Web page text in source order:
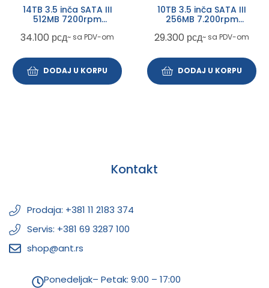
14TB 3.5 inča SATA III
512MB 7200rpm
outlet
34.100 рсд~ sa PDV-om
DODAJ U KORPU
10TB 3.5 inča SATA III
256MB 7.200rpm
29.300 рсд~ sa PDV-om
DODAJ U KORPU
Kontakt
Prodaja: +381 11 2183 374
Servis: +381 69 3287 100
shop@ant.rs
Ponedeljak– Petak: 9:00 – 17:00